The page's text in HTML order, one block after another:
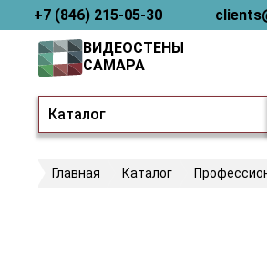
+7 (846) 215-05-30
Каталог
ВИДЕОСТЕНЫ
САМАРА
Главная Каталог